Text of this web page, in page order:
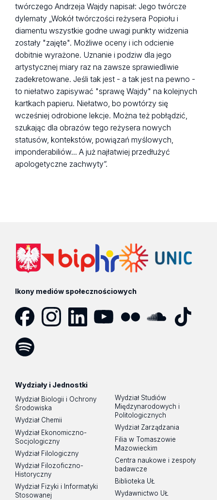
twórczego Andrzeja Wajdy napisał: Jego twórcze
dylematy „Wokół twórczości reżysera Popiołu i
diamentu wszystkie godne uwagi punkty widzenia
zostały "zajęte". Możliwe oceny i ich odcienie
dobitnie wyrażone. Uznanie i podziw dla jego
artystycznej miary raz na zawsze sprawiedliwie
zadekretowane. Jeśli tak jest - a tak jest na pewno -
to niełatwo zapisywać "sprawę Wajdy" na kolejnych
kartkach papieru. Niełatwo, bo powtórzy się
wcześniej odrobione lekcje. Można też pobłądzić,
szukając dla obrazów tego reżysera nowych
statusów, kontekstów, powiązań myślowych,
imponderabiliów... A już najłatwiej przedłużyć
apologetyczne zachwyty”.
Ikony mediów społecznościowych
Wydziały i Jednostki
Wydział Biologii i Ochrony
Środowiska
Wydział Chemii
Wydział Ekonomiczno-
Socjologiczny
Wydział Filologiczny
Wydział Filozoficzno-
Historyczny
Wydział Fizyki i Informatyki
Stosowanej
Wydział Studiów
Międzynarodowych i
Politologicznych
Wydział Zarządzania
Filia w Tomaszowie
Mazowieckim
Centra naukowe i zespoły
badawcze
Biblioteka UŁ
Wydawnictwo UŁ